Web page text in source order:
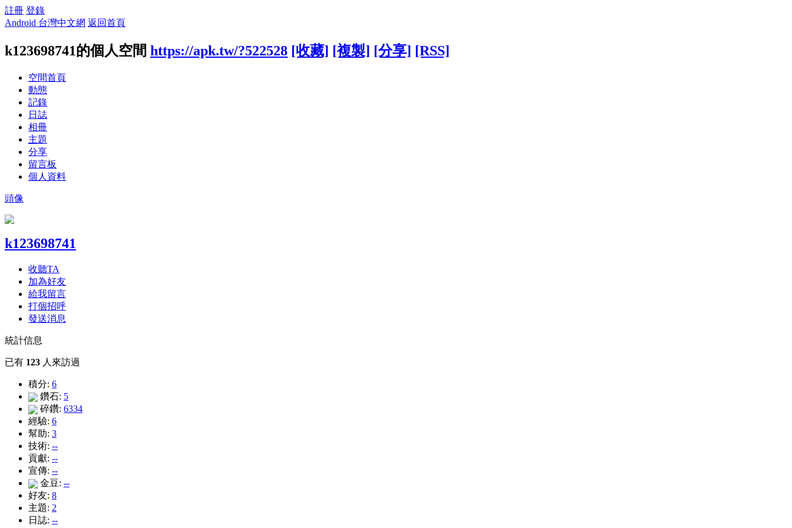
註冊 登錄
Android 台灣中文網 返回首頁
k123698741的個人空間 https://apk.tw/?522528 [收藏] [複製] [分享] [RSS]
空間首頁
動態
記錄
日誌
相冊
主題
分享
留言板
個人資料
頭像
k123698741
收聽TA
加為好友
給我留言
打個招呼
發送消息
統計信息
已有 123 人來訪過
積分: 6
鑽石: 5
碎鑽: 6334
經驗: 6
幫助: 3
技術: --
貢獻: --
宣傳: --
金豆: --
好友: 8
主題: 2
日誌: --